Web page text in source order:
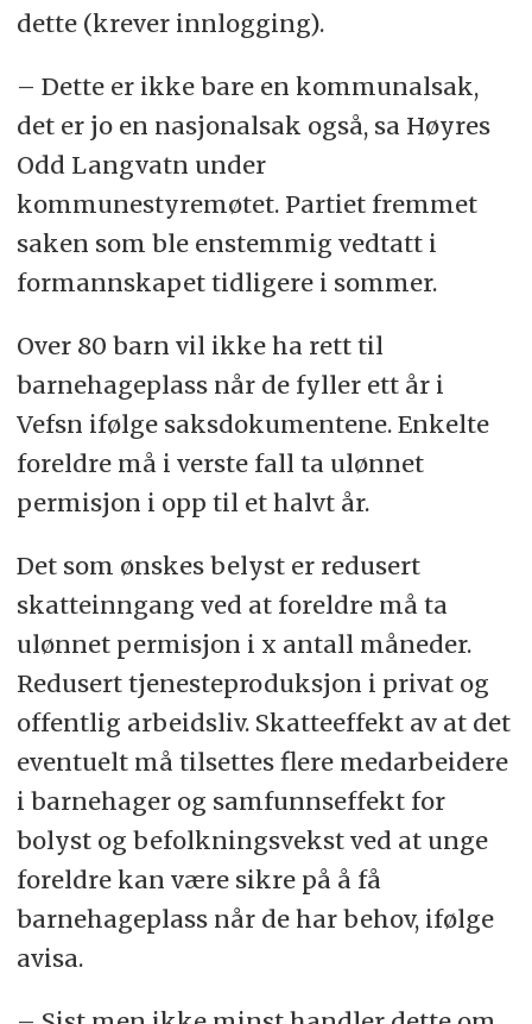
dette (krever innlogging).
– Dette er ikke bare en kommunalsak,
det er jo en nasjonalsak også, sa Høyres
Odd Langvatn under
kommunestyremøtet. Partiet fremmet
saken som ble enstemmig vedtatt i
formannskapet tidligere i sommer.
Over 80 barn vil ikke ha rett til
barnehageplass når de fyller ett år i
Vefsn ifølge saksdokumentene. Enkelte
foreldre må i verste fall ta ulønnet
permisjon i opp til et halvt år.
Det som ønskes belyst er redusert
skatteinngang ved at foreldre må ta
ulønnet permisjon i x antall måneder.
Redusert tjenesteproduksjon i privat og
offentlig arbeidsliv. Skatteeffekt av at det
eventuelt må tilsettes flere medarbeidere
i barnehager og samfunnseffekt for
bolyst og befolkningsvekst ved at unge
foreldre kan være sikre på å få
barnehageplass når de har behov, ifølge
avisa.